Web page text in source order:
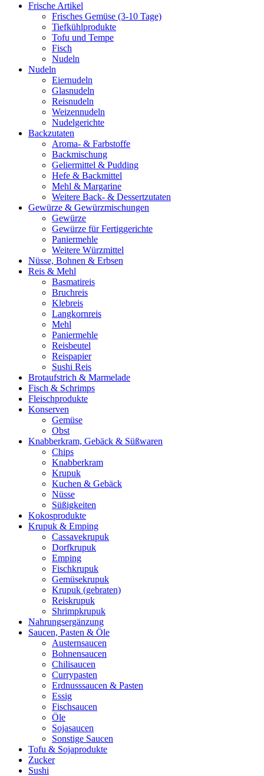
Frische Artikel
Frisches Gemüse (3-10 Tage)
Tiefkühlprodukte
Tofu und Tempe
Fisch
Nudeln
Nudeln
Eiernudeln
Glasnudeln
Reisnudeln
Weizennudeln
Nudelgerichte
Backzutaten
Aroma- & Farbstoffe
Backmischung
Geliermittel & Pudding
Hefe & Backmittel
Mehl & Margarine
Weitere Back- & Dessertzutaten
Gewürze & Gewürzmischungen
Gewürze
Gewürze für Fertiggerichte
Paniermehle
Weitere Würzmittel
Nüsse, Bohnen & Erbsen
Reis & Mehl
Basmatireis
Bruchreis
Klebreis
Langkornreis
Mehl
Paniermehle
Reisbeutel
Reispapier
Sushi Reis
Brotaufstrich & Marmelade
Fisch & Schrimps
Fleischprodukte
Konserven
Gemüse
Obst
Knabberkram, Gebäck & Süßwaren
Chips
Knabberkram
Krupuk
Kuchen & Gebäck
Nüsse
Süßigkeiten
Kokosprodukte
Krupuk & Emping
Cassavekrupuk
Dorfkrupuk
Emping
Fischkrupuk
Gemüsekrupuk
Krupuk (gebraten)
Reiskrupuk
Shrimpkrupuk
Nahrungsergänzung
Saucen, Pasten & Öle
Austernsaucen
Bohnensaucen
Chilisaucen
Currypasten
Erdnusssaucen & Pasten
Essig
Fischsaucen
Öle
Sojasaucen
Sonstige Saucen
Tofu & Sojaprodukte
Zucker
Sushi